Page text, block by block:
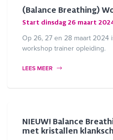
(Balance Breathing)
Start dinsdag 26 maart
Op 26, 27 en 28 maart 2024
workshop trainer opleiding.
LEES MEER
NIEUW! Balance
met kristallen